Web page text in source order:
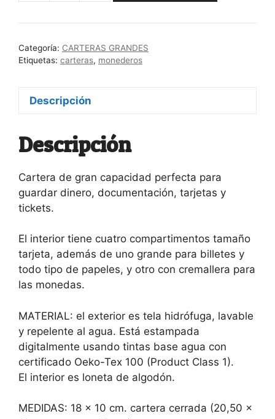
Luzbel
Categoría: CARTERAS GRANDES
Etiquetas: carteras, monederos
Descripción
Descripción
Cartera de gran capacidad perfecta para
guardar dinero, documentación, tarjetas y
tickets.
El interior tiene cuatro compartimentos tamaño
tarjeta, además de uno grande para billetes y
todo tipo de papeles, y otro con cremallera para
las monedas.
MATERIAL: el exterior es tela hidrófuga, lavable
y repelente al agua. Está estampada
digitalmente usando tintas base agua con
certificado Oeko-Tex 100 (Product Class 1).
El interior es loneta de algodón.
MEDIDAS: 18 x 10 cm. cartera cerrada (20,50 x